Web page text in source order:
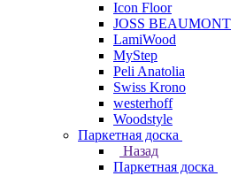
Icon Floor
JOSS BEAUMONT
LamiWood
MyStep
Peli Anatolia
Swiss Krono
westerhoff
Woodstyle
Паркетная доска
Назад
Паркетная доска